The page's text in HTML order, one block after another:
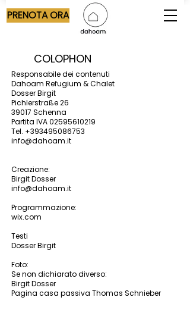
PRENOTA ORA
COLOPHON
Responsabile dei contenuti
Dahoam Refugium & Chalet
Dosser Birgit
Pichlerstraße 26
39017 Schenna
Partita IVA02595610219
Tel. +393495086753
info@dahoam.it
Creazione:
Birgit Dosser
info@dahoam.it
Programmazione:
wix.com
Testi
Dosser Birgit
Foto:
Se non dichiarato diverso:
Birgit Dosser
Pagina casa passiva Thomas Schnieber